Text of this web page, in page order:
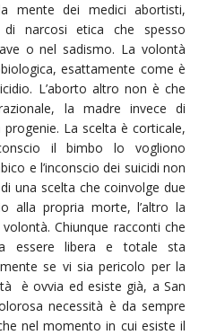
mente dei medici abortisti,
narcosi etica che spesso
o nel sadismo. La volontà
esattamente come è
L’aborto altro non è che
la madre invece di
La scelta è corticale,
il bimbo lo vogliono
e l’inconscio dei suicidi non
una scelta che coinvolge due
alla propria morte, l’altro la
Chiunque racconti che
essere libera e totale sta
se vi sia pericolo per la
è ovvia ed esiste già, a San
necessità è da sempre
nel momento in cui esiste il